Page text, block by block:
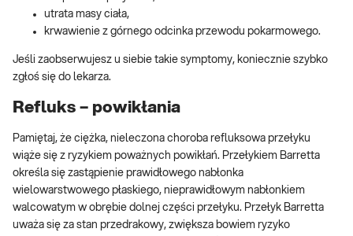
utrata masy ciała,
krwawienie z górnego odcinka przewodu pokarmowego.
Jeśli zaobserwujesz u siebie takie symptomy, koniecznie szybko
zgłoś się do lekarza.
Refluks – powikłania
Pamiętaj, że ciężka, nieleczona choroba refluksowa przełyku
wiąże się z ryzykiem poważnych powikłań. Przełykiem Barretta
określa się zastąpienie prawidłowego nabłonka
wielowarstwowego płaskiego, nieprawidłowym nabłonkiem
walcowatym w obrębie dolnej części przełyku. Przełyk Barretta
uważa się za stan przedrakowy, zwiększa bowiem ryzyko